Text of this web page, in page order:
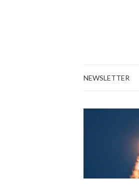
NEWSLETTER